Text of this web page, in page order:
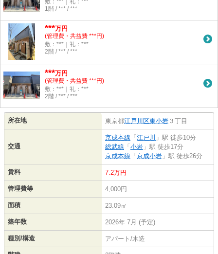
敷：***｜礼：***
1階 / *** / ***
***万円
(管理費・共益費 ***円)
敷：***｜礼：***
2階 / *** / ***
***万円
(管理費・共益費 ***円)
敷：***｜礼：***
2階 / *** / ***
所在地 東京都江戸川区東小岩 ３丁目
交通
京成本線 「 江戸川 」駅 徒歩10分
総武線 「 小岩 」駅 徒歩17分
京成本線 「 京成小岩 」駅 徒歩26分
賃料 7.2万円
管理費等 4,000円
面積 23.09㎡
築年数 2026年 7月 (予定)
種別/構造 アパート/木造